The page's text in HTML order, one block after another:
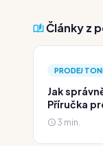
Články z
PRODEJ
Jak
Příručka
3 min.